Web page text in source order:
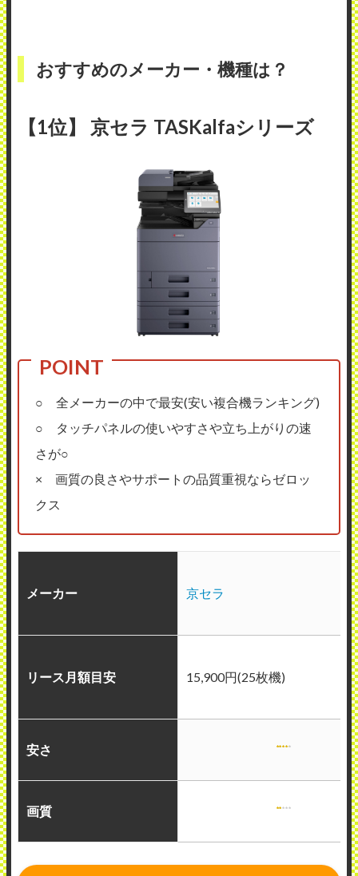
おすすめのメーカー・機種は？
【1位】 京セラ TASKalfaシリーズ
○ 全メーカーの中で最安(安い複合機ランキング)
○ タッチパネルの使いやすさや立ち上がりの速
さが○
× 画質の良さやサポートの品質重視ならゼロッ
クス
メーカー 京セラ
リース月額目安 15,900円(25枚機)
安さ
画質